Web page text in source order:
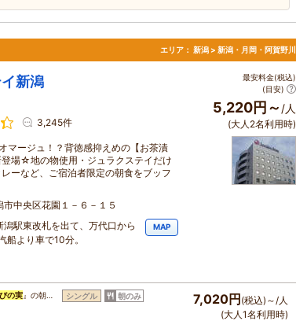
エリア： 新潟 > 新潟・月岡・阿賀野川
新潟
3,245件
マージュ！？背徳感抑えめの【お茶漬
場☆地の物使用・ジュラクステイだけ
ーなど、ご宿泊者限定の朝食をブッフ
市中央区花園１－６－１５
潟駅東改札を出て、万代口から
船より車で10分。
MAP
最安料金(税込)
(目安)
5,220円～ /人
(大人2名利用時)
の実』の朝… シングル 朝のみ 7,020円 (税込)～/人
(大人1名利用時)